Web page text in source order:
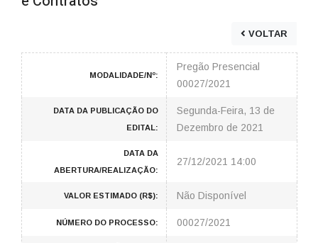
VOLTAR
MODALIDADE/Nº:
Pregão Presencial
00027/2021
DATA DA PUBLICAÇÃO DO
EDITAL:
Segunda-Feira, 13 de
Dezembro de 2021
DATA DA
ABERTURA/REALIZAÇÃO:
27/12/2021 14:00
VALOR ESTIMADO (R$): Não Disponível
NÚMERO DO PROCESSO: 00027/2021